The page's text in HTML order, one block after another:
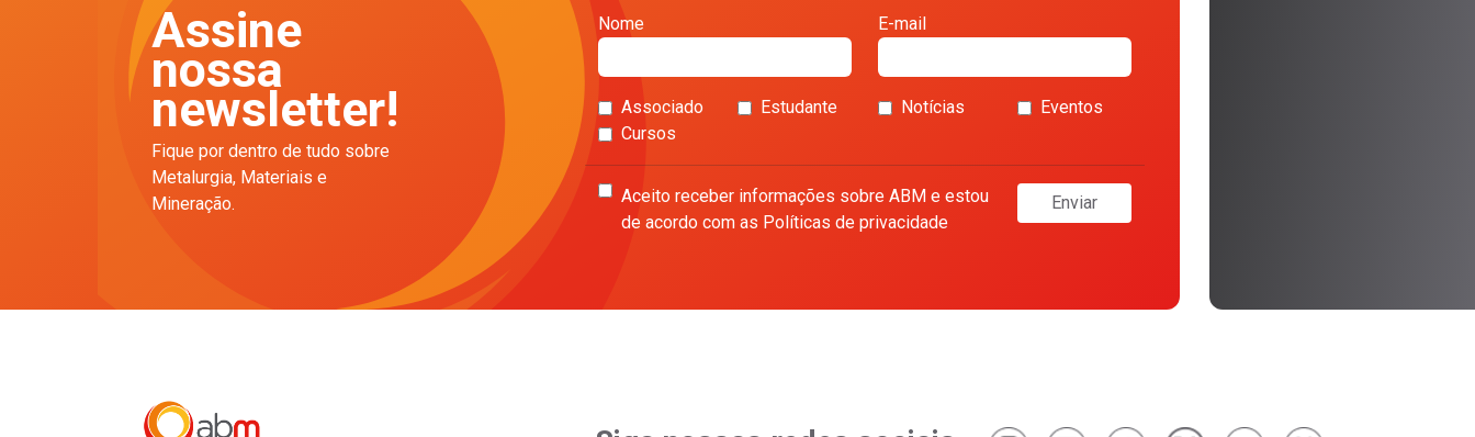
Assine
nossa
newsletter!
Fique por dentro de tudo sobre
Metalurgia, Materiais e
Mineração.
Nome E-mail
Associado Estudante Notícias
Eventos
Cursos
Aceito receber informações sobre ABM e estou
de acordo com as Políticas de privacidade
Enviar